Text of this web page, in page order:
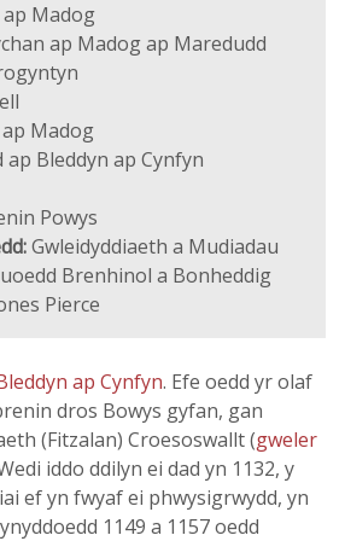
Madog
ap Madog ap Maredudd
Madog
ap Bleddyn ap Cynfyn
Powys
Gwleidyddiaeth a Mudiadau
Brenhinol a Bonheddig
Pierce
ap Cynfyn. Efe oedd yr olaf
dros Bowys gyfan, gan
(Fitzalan) Croesoswallt (gweler
iddo ddilyn ei dad yn 1132, y
ef yn fwyaf ei phwysigrwydd, yn
1149 a 1157 oedd